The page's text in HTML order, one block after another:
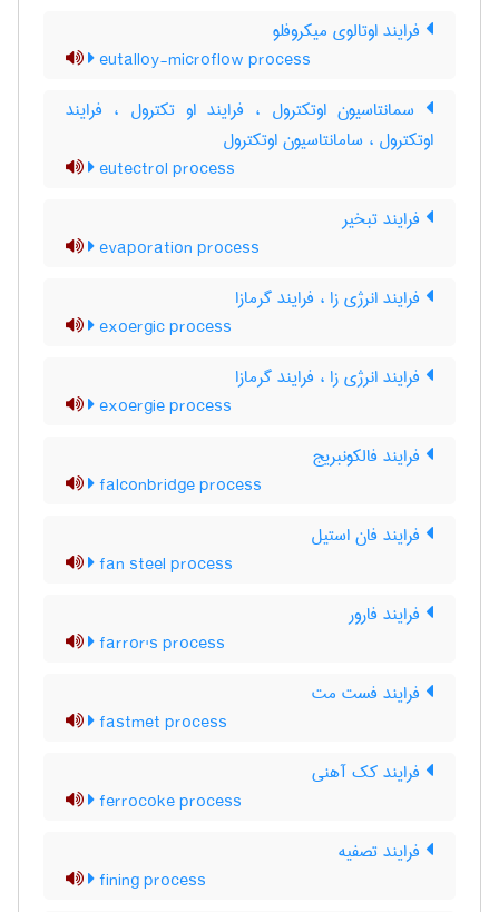
فرایند اوتالوی میکروفلو
eutalloy-microflow process
سمانتاسیون اوتکترول ، فرایند او تکترول ، فرایند
اوتکترول ، سامانتاسیون اوتکترول
eutectrol process
فرایند تبخیر
evaporation process
فرایند انرژی زا ، فرایند گرمازا
exoergic process
فرایند انرژی زا ، فرایند گرمازا
exoergie process
فرایند فالکونبریج
falconbridge process
فرایند فان استیل
fan steel process
فرایند فارور
farror's process
فرایند فست مت
fastmet process
فرایند کک آهنی
ferrocoke process
فرایند تصفیه
fining process